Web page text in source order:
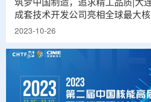
筑梦中国制造，追求精工品质|大
成套技术开发公司亮相全球最大
深圳核博会
2023-10-26